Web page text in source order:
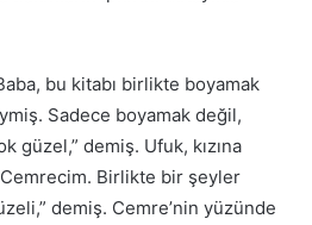
bu kitabı birlikte boyamak
Sadece boyamak değil,
güzel,” demiş. Ufuk, kızına
Birlikte bir şeyler
demiş. Cemre’nin yüzünde